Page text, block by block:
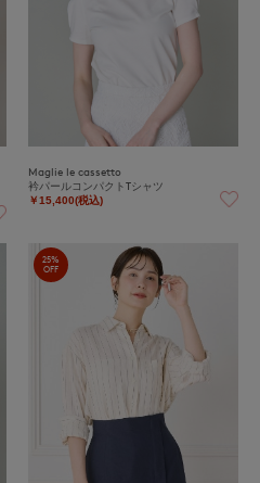
Maglie le cassetto
衿パールコンパクトTシャツ
￥15,400(税込)
25%
OFF